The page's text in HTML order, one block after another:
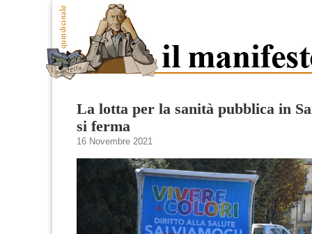
La lotta per la sanità pubblica in
si ferma
16 Novembre 2021